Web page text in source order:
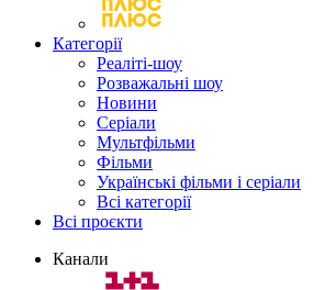
Категорії
Реаліті-шоу
Розважальні шоу
Новини
Серіали
Мультфільми
Фільми
Українські фільми і серіали
Всі категорії
Всі проєкти
Канали